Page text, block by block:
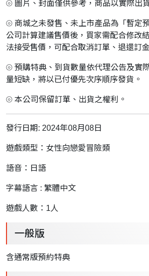
⦾ 圖片、封面僅供參考，商品以實際出
⦾ 商城之未發售、未上市產品為「暫定
公司計算建議售價後，買家需配合修改
法接受售價，可配合取消訂單、退還訂
⦾ 預購特典、到貨數量依代理公告及實
量短缺，將以已付優先次序順序發貨。
⦾ 本公司保留訂單、出貨之權利。
發行日期: 2024年08月08日
遊戲類型：女性向戀愛冒險類
語音：日語
字幕語言 : 繁體中文
遊戲人數：1人
一般版
含通常版預約特典